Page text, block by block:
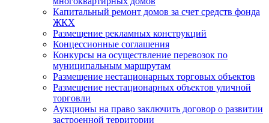
Капитальный ремонт домов за счет средств фонда
ЖКХ
Размещение рекламных конструкций
Концессионные соглашения
Конкурсы на осуществление перевозок по
муниципальным маршрутам
Размещение нестационарных торговых объектов
Размещение нестационарных объектов уличной
торговли
Аукционы на право заключить договор о развитии
застроенной территории